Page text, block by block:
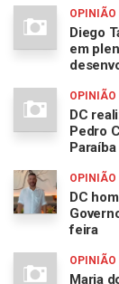
OPINIÃO
Diego
em
OPINIÃO
DC
Pedro
Paraíba
OPINIÃO
DC
feira
OPINIÃO
Maria